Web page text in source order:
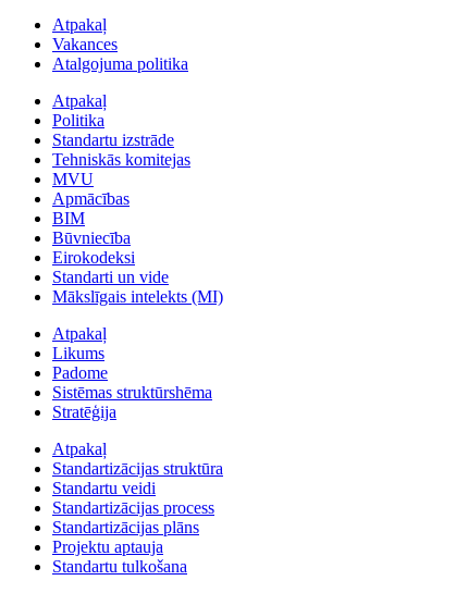
Atpakaļ
Vakances
Atalgojuma politika
Atpakaļ
Politika
Standartu izstrāde
Tehniskās komitejas
MVU
Apmācības
BIM
Būvniecība
Eirokodeksi
Standarti un vide
Mākslīgais intelekts (MI)
Atpakaļ
Likums
Padome
Sistēmas struktūrshēma
Stratēģija
Atpakaļ
Standartizācijas struktūra
Standartu veidi
Standartizācijas process
Standartizācijas plāns
Projektu aptauja
Standartu tulkošana